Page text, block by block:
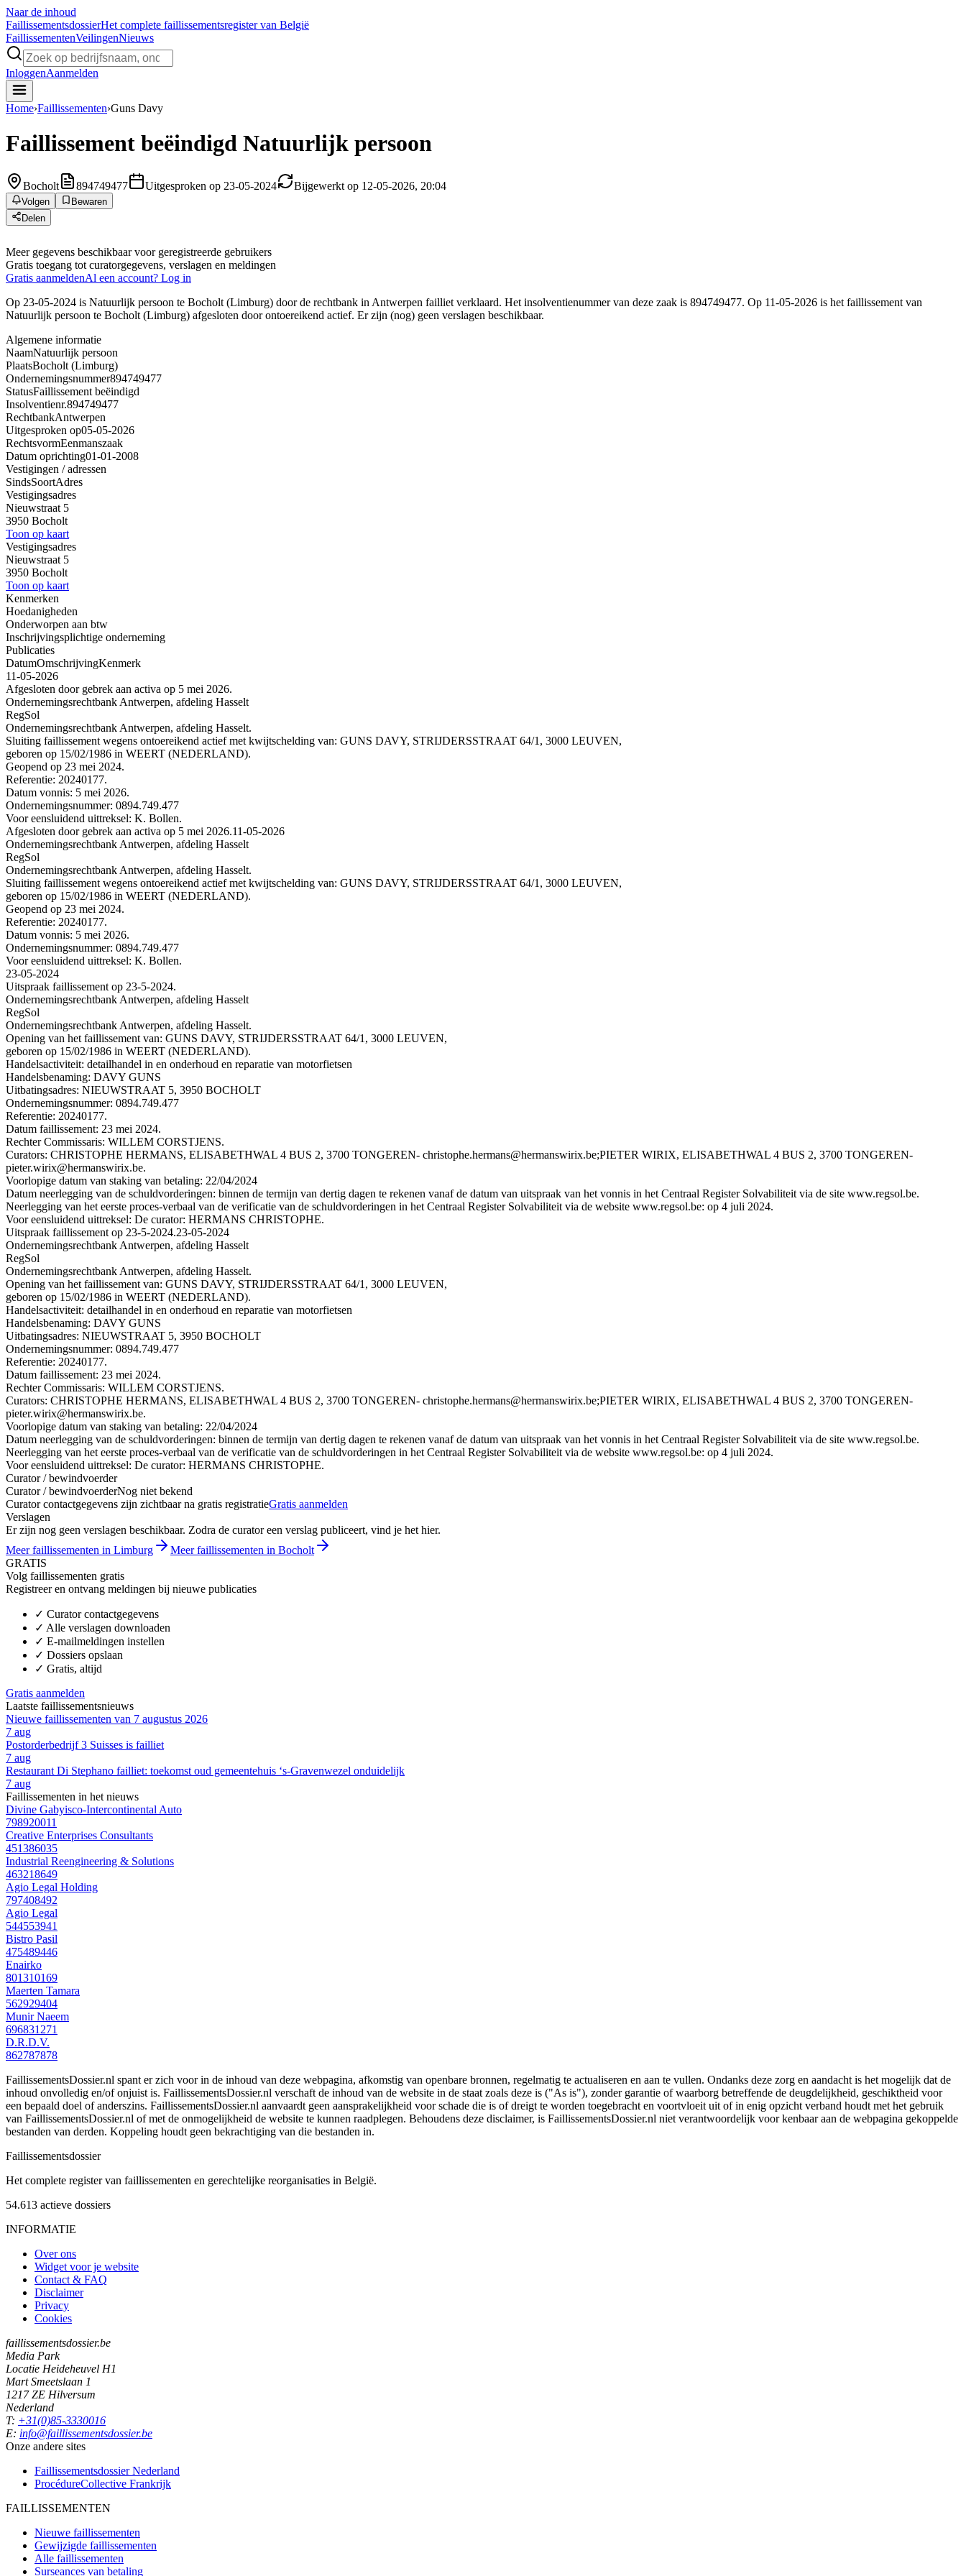
Naar de inhoud
FaillissementsdossierHet complete faillissementsregister van België
FaillissementenVeilingenNieuws
InloggenAanmelden
Home›Faillissementen›Guns Davy
Faillissement beëindigd Natuurlijk persoon
Bocholt 894749477 Uitgesproken op 23-05-2024 Bijgewerkt op 12-05-2026, 20:04
Volgen
Bewaren
Delen
Meer gegevens beschikbaar voor geregistreerde gebruikers
Gratis toegang tot curatorgegevens, verslagen en meldingen
Gratis aanmeldenAl een account? Log in
Op 23-05-2024 is Natuurlijk persoon te Bocholt (Limburg) door de rechtbank in Antwerpen failliet verklaard. Het insolventienummer van deze zaak is 894749477. Op 11-05-2026 is het faillissement van
Natuurlijk persoon te Bocholt (Limburg) afgesloten door ontoereikend actief. Er zijn (nog) geen verslagen beschikbaar.
Algemene informatie
NaamNatuurlijk persoon
PlaatsBocholt (Limburg)
Ondernemingsnummer894749477
StatusFaillissement beëindigd
Insolventienr.894749477
RechtbankAntwerpen
Uitgesproken op05-05-2026
RechtsvormEenmanszaak
Datum oprichting01-01-2008
Vestigingen / adressen
SindsSoortAdres
Vestigingsadres
Nieuwstraat 5
3950 Bocholt
Toon op kaart
Vestigingsadres
Nieuwstraat 5
3950 Bocholt
Toon op kaart
Kenmerken
Hoedanigheden
Onderworpen aan btw
Inschrijvingsplichtige onderneming
Publicaties
DatumOmschrijvingKenmerk
11-05-2026
Afgesloten door gebrek aan activa op 5 mei 2026.
Ondernemingsrechtbank Antwerpen, afdeling Hasselt
RegSol
Ondernemingsrechtbank Antwerpen, afdeling Hasselt.
Sluiting faillissement wegens ontoereikend actief met kwijtschelding van: GUNS DAVY, STRIJDERSSTRAAT 64/1, 3000 LEUVEN,
geboren op 15/02/1986 in WEERT (NEDERLAND).
Geopend op 23 mei 2024.
Referentie: 20240177.
Datum vonnis: 5 mei 2026.
Ondernemingsnummer: 0894.749.477
Voor eensluidend uittreksel: K. Bollen.
Afgesloten door gebrek aan activa op 5 mei 2026.11-05-2026
Ondernemingsrechtbank Antwerpen, afdeling Hasselt
RegSol
Ondernemingsrechtbank Antwerpen, afdeling Hasselt.
Sluiting faillissement wegens ontoereikend actief met kwijtschelding van: GUNS DAVY, STRIJDERSSTRAAT 64/1, 3000 LEUVEN,
geboren op 15/02/1986 in WEERT (NEDERLAND).
Geopend op 23 mei 2024.
Referentie: 20240177.
Datum vonnis: 5 mei 2026.
Ondernemingsnummer: 0894.749.477
Voor eensluidend uittreksel: K. Bollen.
23-05-2024
Uitspraak faillissement op 23-5-2024.
Ondernemingsrechtbank Antwerpen, afdeling Hasselt
RegSol
Ondernemingsrechtbank Antwerpen, afdeling Hasselt.
Opening van het faillissement van: GUNS DAVY, STRIJDERSSTRAAT 64/1, 3000 LEUVEN,
geboren op 15/02/1986 in WEERT (NEDERLAND).
Handelsactiviteit: detailhandel in en onderhoud en reparatie van motorfietsen
Handelsbenaming: DAVY GUNS
Uitbatingsadres: NIEUWSTRAAT 5, 3950 BOCHOLT
Ondernemingsnummer: 0894.749.477
Referentie: 20240177.
Datum faillissement: 23 mei 2024.
Rechter Commissaris: WILLEM CORSTJENS.
Curators: CHRISTOPHE HERMANS, ELISABETHWAL 4 BUS 2, 3700 TONGEREN- christophe.hermans@hermanswirix.be;PIETER WIRIX, ELISABETHWAL 4 BUS 2, 3700 TONGEREN-
pieter.wirix@hermanswirix.be.
Voorlopige datum van staking van betaling: 22/04/2024
Datum neerlegging van de schuldvorderingen: binnen de termijn van dertig dagen te rekenen vanaf de datum van uitspraak van het vonnis in het Centraal Register Solvabiliteit via de site www.regsol.be.
Neerlegging van het eerste proces-verbaal van de verificatie van de schuldvorderingen in het Centraal Register Solvabiliteit via de website www.regsol.be: op 4 juli 2024.
Voor eensluidend uittreksel: De curator: HERMANS CHRISTOPHE.
Uitspraak faillissement op 23-5-2024.23-05-2024
Ondernemingsrechtbank Antwerpen, afdeling Hasselt
RegSol
Ondernemingsrechtbank Antwerpen, afdeling Hasselt.
Opening van het faillissement van: GUNS DAVY, STRIJDERSSTRAAT 64/1, 3000 LEUVEN,
geboren op 15/02/1986 in WEERT (NEDERLAND).
Handelsactiviteit: detailhandel in en onderhoud en reparatie van motorfietsen
Handelsbenaming: DAVY GUNS
Uitbatingsadres: NIEUWSTRAAT 5, 3950 BOCHOLT
Ondernemingsnummer: 0894.749.477
Referentie: 20240177.
Datum faillissement: 23 mei 2024.
Rechter Commissaris: WILLEM CORSTJENS.
Curators: CHRISTOPHE HERMANS, ELISABETHWAL 4 BUS 2, 3700 TONGEREN- christophe.hermans@hermanswirix.be;PIETER WIRIX, ELISABETHWAL 4 BUS 2, 3700 TONGEREN-
pieter.wirix@hermanswirix.be.
Voorlopige datum van staking van betaling: 22/04/2024
Datum neerlegging van de schuldvorderingen: binnen de termijn van dertig dagen te rekenen vanaf de datum van uitspraak van het vonnis in het Centraal Register Solvabiliteit via de site www.regsol.be.
Neerlegging van het eerste proces-verbaal van de verificatie van de schuldvorderingen in het Centraal Register Solvabiliteit via de website www.regsol.be: op 4 juli 2024.
Voor eensluidend uittreksel: De curator: HERMANS CHRISTOPHE.
Curator / bewindvoerder
Curator / bewindvoerderNog niet bekend
Curator contactgegevens zijn zichtbaar na gratis registratieGratis aanmelden
Verslagen
Er zijn nog geen verslagen beschikbaar. Zodra de curator een verslag publiceert, vind je het hier.
Meer faillissementen in Limburg
Meer faillissementen in Bocholt
GRATIS
Volg faillissementen gratis
Registreer en ontvang meldingen bij nieuwe publicaties
✓ Curator contactgegevens
✓ Alle verslagen downloaden
✓ E-mailmeldingen instellen
✓ Dossiers opslaan
✓ Gratis, altijd
Gratis aanmelden
Laatste faillissementsnieuws
Nieuwe faillissementen van 7 augustus 2026
7 aug
Postorderbedrijf 3 Suisses is failliet
7 aug
Restaurant Di Stephano failliet: toekomst oud gemeentehuis ‘s-Gravenwezel onduidelijk
7 aug
Faillissementen in het nieuws
Divine Gabyisco-Intercontinental Auto
798920011
Creative Enterprises Consultants
451386035
Industrial Reengineering & Solutions
463218649
Agio Legal Holding
797408492
Agio Legal
544553941
Bistro Pasil
475489446
Enairko
801310169
Maerten Tamara
562929404
Munir Naeem
696831271
D.R.D.V.
862787878
FaillissementsDossier.nl spant er zich voor in de inhoud van deze webpagina, afkomstig van openbare bronnen, regelmatig te actualiseren en aan te vullen. Ondanks deze zorg en aandacht is het mogelijk dat de
inhoud onvolledig en/of onjuist is. FaillissementsDossier.nl verschaft de inhoud van de website in de staat zoals deze is ("As is"), zonder garantie of waarborg betreffende de deugdelijkheid, geschiktheid voor
een bepaald doel of anderszins. FaillissementsDossier.nl aanvaardt geen aansprakelijkheid voor schade die is of dreigt te worden toegebracht en voortvloeit uit of in enig opzicht verband houdt met het gebruik
van FaillissementsDossier.nl of met de onmogelijkheid de website te kunnen raadplegen. Behoudens deze disclaimer, is FaillissementsDossier.nl niet verantwoordelijk voor kenbaar aan de webpagina gekoppelde
bestanden van derden. Koppeling houdt geen bekrachtiging van die bestanden in.
Faillissementsdossier
Het complete register van faillissementen en gerechtelijke reorganisaties in België.
54.613 actieve dossiers
INFORMATIE
Over ons
Widget voor je website
Contact & FAQ
Disclaimer
Privacy
Cookies
faillissementsdossier.be
Media Park
Locatie Heideheuvel H1
Mart Smeetslaan 1
1217 ZE Hilversum
Nederland
T: +31(0)85-3330016
E: info@faillissementsdossier.be
Onze andere sites
Faillissementsdossier Nederland
ProcédureCollective Frankrijk
FAILLISSEMENTEN
Nieuwe faillissementen
Gewijzigde faillissementen
Alle faillissementen
Surseances van betaling